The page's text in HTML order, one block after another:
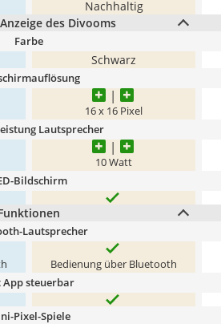
Nachhaltig
des Divooms
Farbe
Schwarz
16 x 16 Pixel
Lautsprecher
10 Watt
Bildschirm
Lautsprecher
Bedienung über Bluetooth
App steuerbar
Pixel-Spiele